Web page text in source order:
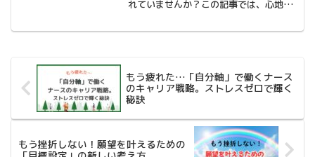
れていませんか？この記事では、心地よ
もう疲れた…「自分軸」で働くナース
のキャリア戦略。ストレスゼロで輝く
秘訣
もう挫折しない！願望を叶えるための